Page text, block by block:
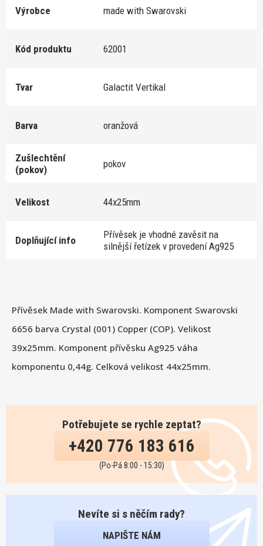
Přívěsek Made with Swarovski. Komponent Swarovski
6656 barva Crystal (001) Copper (COP). Velikost
39x25mm. Komponent přívěsku Ag925 váha
komponentu 0,44g. Celková velikost 44x25mm.
Potřebujete se rychle zeptat?
+420 776 183 616
(Po-Pá 8:00 - 15:30)
Nevíte si s něčím rady?
NAPIŠTE NÁM
Výrobce made with Swarovski
Kód produktu 62001
Tvar Galactit Vertikal
Barva oranžová
Zušlechtění
(pokov)
pokov
Velikost 44x25mm
Doplňující info
Přívěsek je vhodné zavěsit na
silnější řetízek v provedení Ag925